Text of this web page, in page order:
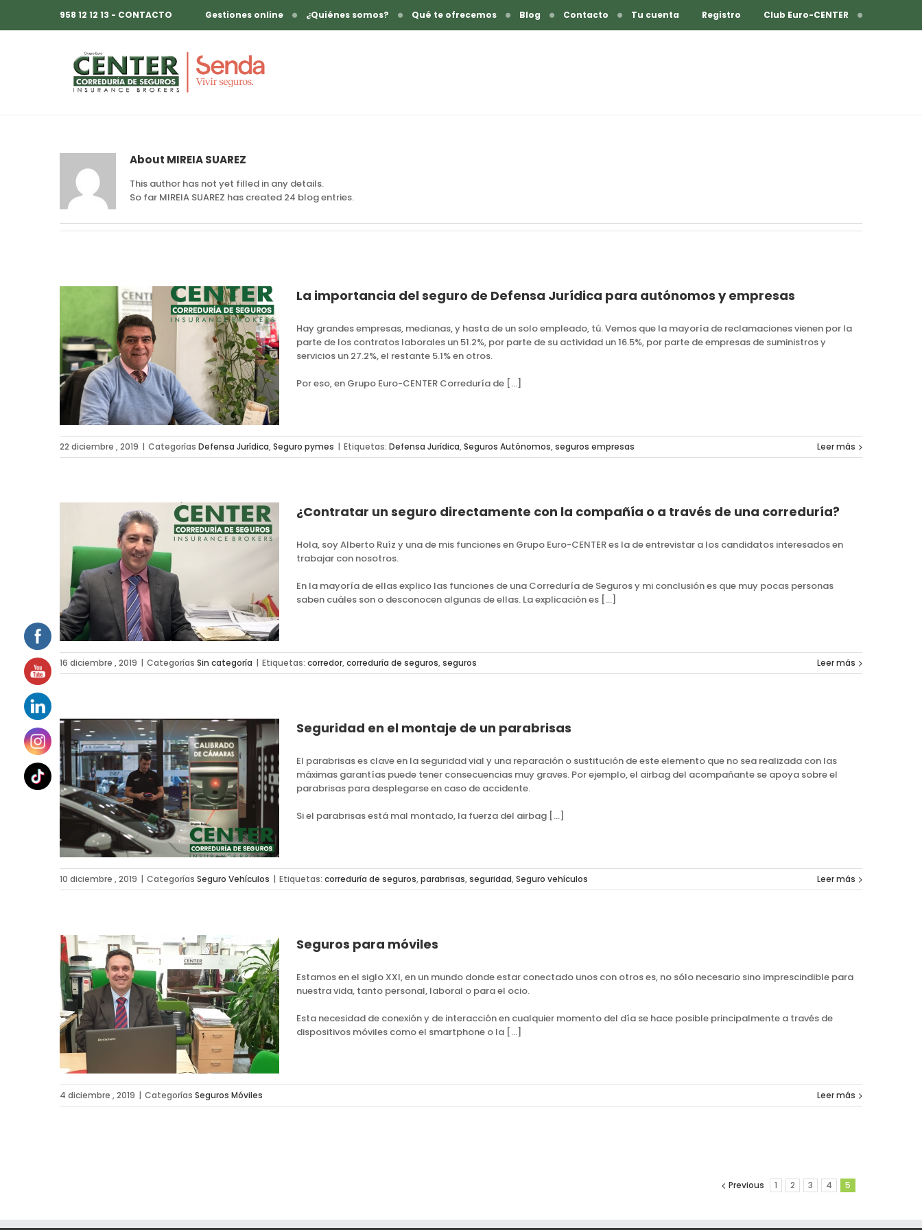
958 12 12 13 - CONTACTO Gestiones online ¿Quiénes somos? Qué te ofrecemos Blog Contacto Tu cuenta Registro Club Euro-CENTER
About MIREIA SUAREZ
This author has not yet filled in any details.
So far MIREIA SUAREZ has created 24 blog entries.
La importancia del seguro de Defensa Jurídica para autónomos y empresas
Hay grandes empresas, medianas, y hasta de un solo empleado, tú. Vemos que la mayoría de reclamaciones vienen por la
parte de los contratos laborales un 51.2%, por parte de su actividad un 16.5%, por parte de empresas de suministros y
servicios un 27.2%, el restante 5.1% en otros.
Por eso, en Grupo Euro-CENTER Correduría de […]
22 diciembre , 2019 | Categorías Defensa Jurídica,Seguro pymes | Etiquetas: Defensa Jurídica,Seguros Autónomos,seguros empresas Leer más
¿Contratar un seguro directamente con la compañía o a través de una correduría?
Hola, soy Alberto Ruíz y una de mis funciones en Grupo Euro-CENTER es la de entrevistar a los candidatos interesados en
trabajar con nosotros.
En la mayoría de ellas explico las funciones de una Correduría de Seguros y mi conclusión es que muy pocas personas
saben cuáles son o desconocen algunas de ellas. La explicación es […]
16 diciembre , 2019 | Categorías Sin categoría | Etiquetas: corredor,correduría de seguros,seguros Leer más
un
Seguridad en el montaje de un parabrisas
El parabrisas es clave en la seguridad vial y una reparación o sustitución de este elemento que no sea realizada con las
máximas garantías puede tener consecuencias muy graves. Por ejemplo, el airbag del acompañante se apoya sobre el
parabrisas para desplegarse en caso de accidente.
Si el parabrisas está mal montado, la fuerza del airbag […]
10 diciembre , 2019 | Categorías Seguro Vehículos | Etiquetas: correduría de seguros,parabrisas,seguridad,Seguro vehículos Leer más
Seguros para móviles
Estamos en el siglo XXI, en un mundo donde estar conectado unos con otros es, no sólo necesario sino imprescindible para
nuestra vida, tanto personal, laboral o para el ocio.
Esta necesidad de conexión y de interacción en cualquier momento del día se hace posible principalmente a través de
dispositivos móviles como el smartphone o la […]
4 diciembre , 2019 | Categorías Seguros Móviles Leer más
Previous 1 2 3 4 5